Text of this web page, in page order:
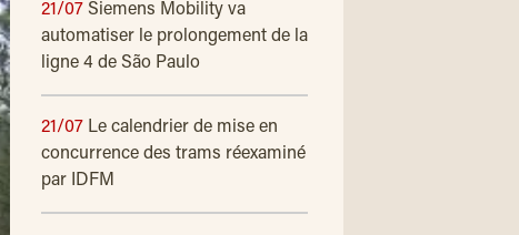
21/07 Siemens Mobility va
automatiser le prolongement de la
ligne 4 de São Paulo
21/07 Le calendrier de mise en
concurrence des trams réexaminé
par IDFM